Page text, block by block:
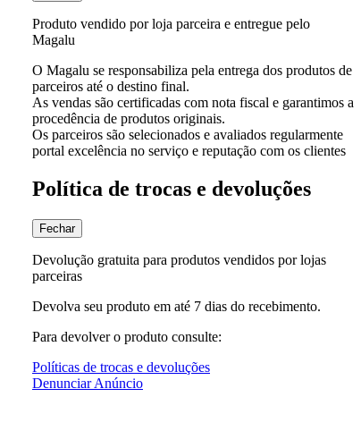
Produto vendido por loja parceira e entregue pelo
Magalu
O Magalu se responsabiliza pela entrega dos produtos de
parceiros até o destino final.
As vendas são certificadas com nota fiscal e garantimos a
procedência de produtos originais.
Os parceiros são selecionados e avaliados regularmente
portal excelência no serviço e reputação com os clientes
Política de trocas e devoluções
Fechar
Devolução gratuita para produtos vendidos por lojas
parceiras
Devolva seu produto em até 7 dias do recebimento.
Para devolver o produto consulte:
Políticas de trocas e devoluções
Denunciar Anúncio